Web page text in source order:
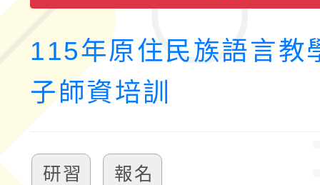
115年原住民族語言
子師資培訓
研習 報名